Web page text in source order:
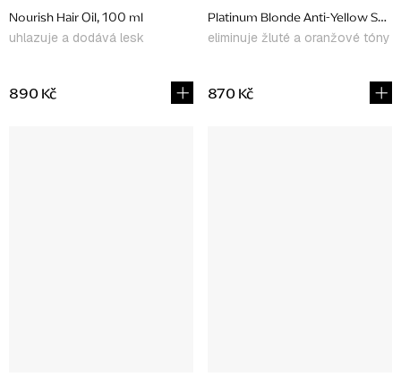
Nourish Hair Oil, 100 ml
uhlazuje a dodává lesk
890 Kč
Platinum Blonde Anti-Yellow
eliminuje žluté a oranžové tóny
870 Kč